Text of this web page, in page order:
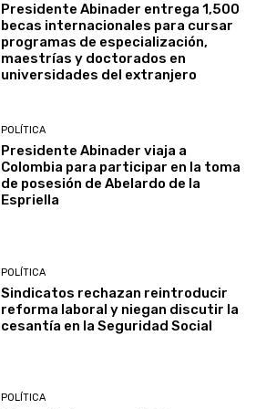
Presidente Abinader entrega 1,500
becas internacionales para cursar
programas de especialización,
maestrías y doctorados en
universidades del extranjero
POLÍTICA
Presidente Abinader viaja a
Colombia para participar en la toma
de posesión de Abelardo de la
Espriella
POLÍTICA
Sindicatos rechazan reintroducir
reforma laboral y niegan discutir la
cesantía en la Seguridad Social
POLÍTICA